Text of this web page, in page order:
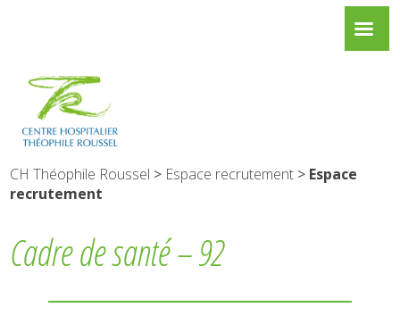
CH Théophile Roussel > Espace recrutement > Espace
recrutement
Cadre de santé – 92